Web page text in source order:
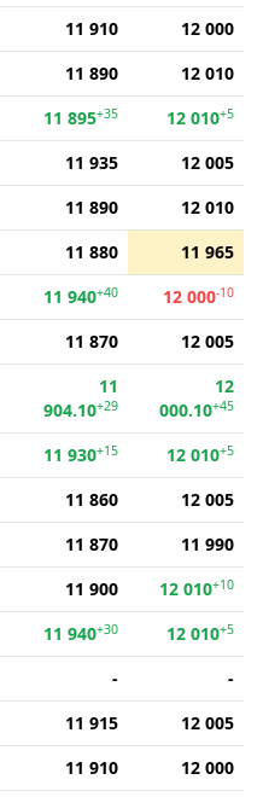
11 910
12 000
11 890
12 010
11 895+35 12 010+5
11 935
12 005
11 890
12 010
11 880
11 965
11 940+40 12 000-10
11 870 12 005
11
904.10+29
12
000.10+45
11 930+15 12 010+5
11 860
12 005
11 870
11 990
11 900 12 010+10
11 940+30 12 010+5
-
-
11 915
12 005
11 910
12 000